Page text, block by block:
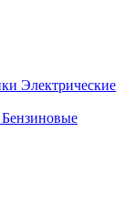
Электрические
Бензиновые